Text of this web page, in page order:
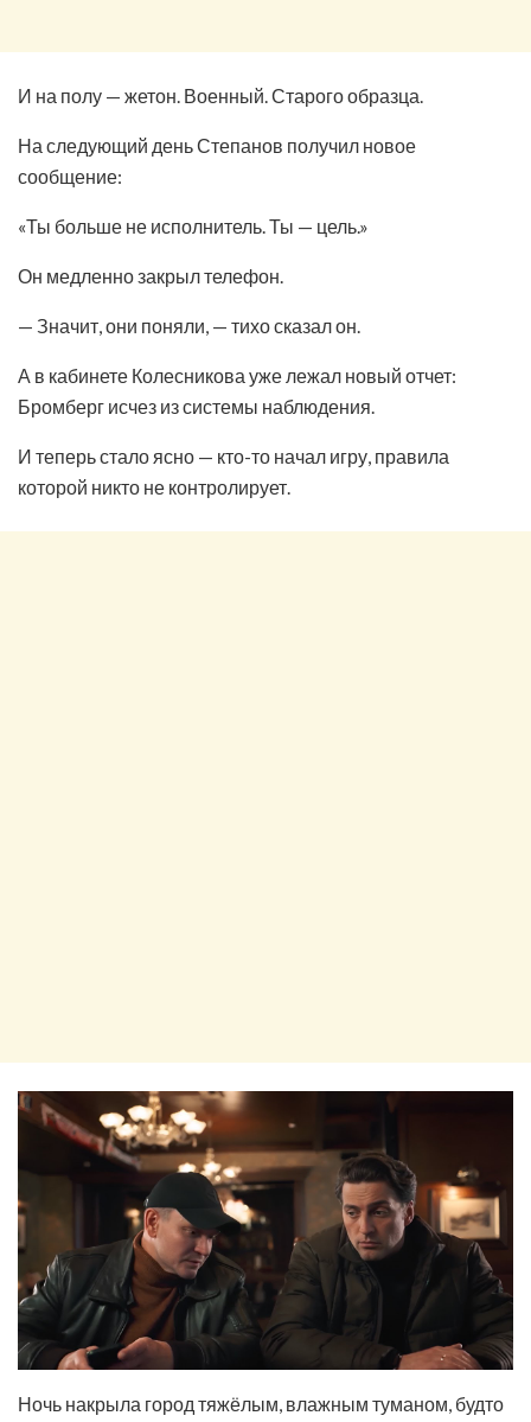
И на полу — жетон. Военный. Старого образца.
На следующий день Степанов получил новое
сообщение:
«Ты больше не исполнитель. Ты — цель.»
Он медленно закрыл телефон.
— Значит, они поняли, — тихо сказал он.
А в кабинете Колесникова уже лежал новый отчет:
Бромберг исчез из системы наблюдения.
И теперь стало ясно — кто-то начал игру, правила
которой никто не контролирует.
Ночь накрыла город тяжёлым, влажным туманом, будто